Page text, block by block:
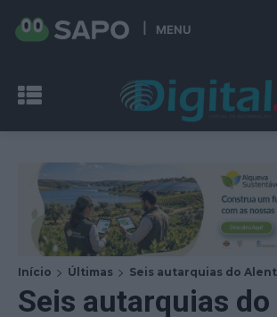
MENU
Início Últimas Seis autarquias do
Seis autarquias do